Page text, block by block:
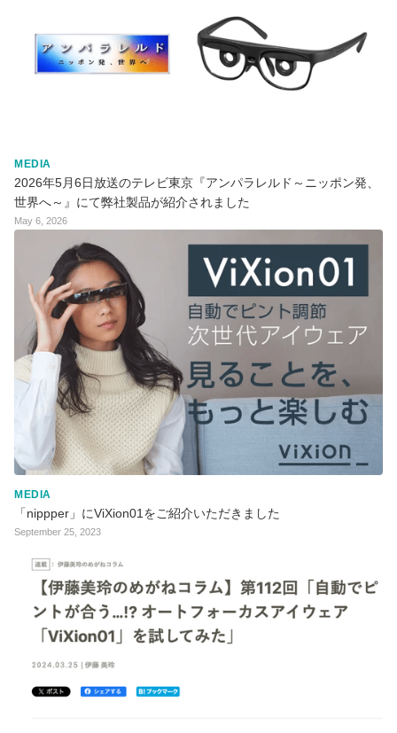
MEDIA
2026年5月6日放送のテレビ東京『アンパラレルド～ニッポン発、
世界へ～』にて弊社製品が紹介されました
May 6, 2026
MEDIA
「nippper」にViXion01をご紹介いただきました
September 25, 2023